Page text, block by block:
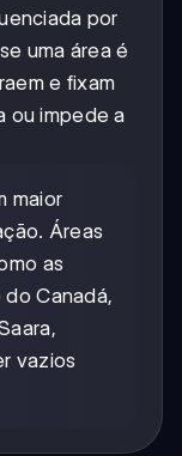
por
uma área é
e fixam
ou impede a
maior
Áreas
as
Canadá,
vazios